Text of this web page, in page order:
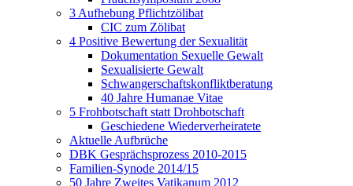
3 Aufhebung Pflichtzölibat
CIC zum Zölibat
4 Positive Bewertung der Sexualität
Dokumentation Sexuelle Gewalt
Sexualisierte Gewalt
Schwangerschaftskonfliktberatung
40 Jahre Humanae Vitae
5 Frohbotschaft statt Drohbotschaft
Geschiedene Wiederverheiratete
Aktuelle Aufbrüche
DBK Gesprächsprozess 2010-2015
Familien-Synode 2014/15
50 Jahre Zweites Vatikanum 2012